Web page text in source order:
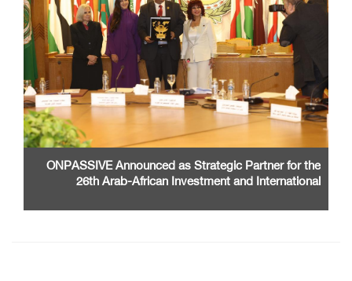
ONPASSIVE Announced as Strategic Partner for the
26th Arab-African Investment and International